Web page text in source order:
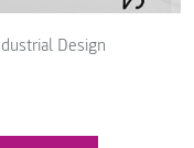
Design